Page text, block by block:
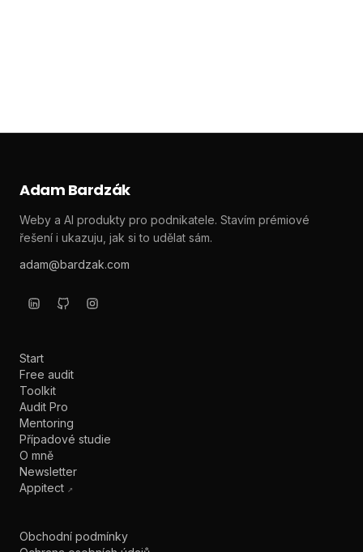
Adam Bardzák
Weby a AI produkty pro podnikatele. Stavím prémiové
řešení i ukazuju, jak si to udělat sám.
adam@bardzak.com
Start
Free audit
Toolkit
Audit Pro
Mentoring
Případové studie
O mně
Newsletter
Appitect ↗
Obchodní podmínky